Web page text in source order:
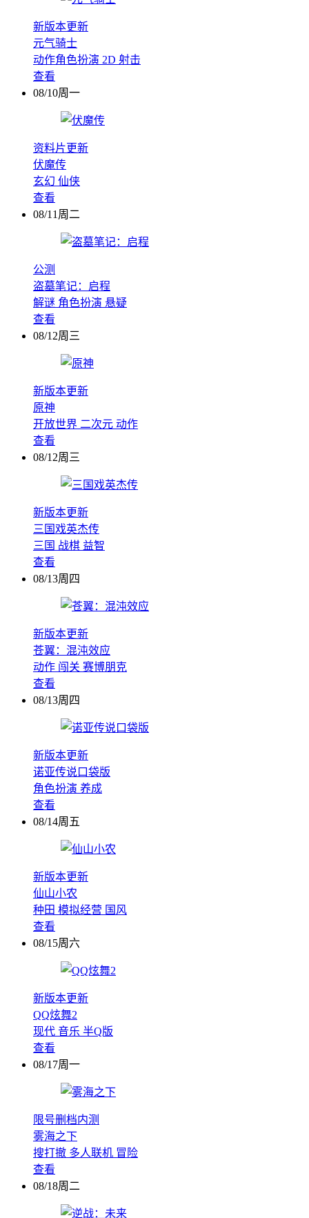
新版本更新
元气骑士
动作角色扮演 2D 射击
查看
08/10周一
资料片更新
伏魔传
玄幻 仙侠
查看
08/11周二
公测
盗墓笔记：启程
解谜 角色扮演 悬疑
查看
08/12周三
新版本更新
原神
开放世界 二次元 动作
查看
08/12周三
新版本更新
三国戏英杰传
三国 战棋 益智
查看
08/13周四
新版本更新
苍翼：混沌效应
动作 闯关 赛博朋克
查看
08/13周四
新版本更新
诺亚传说口袋版
角色扮演 养成
查看
08/14周五
新版本更新
仙山小农
种田 模拟经营 国风
查看
08/15周六
新版本更新
QQ炫舞2
现代 音乐 半Q版
查看
08/17周一
限号删档内测
雾海之下
搜打撤 多人联机 冒险
查看
08/18周二